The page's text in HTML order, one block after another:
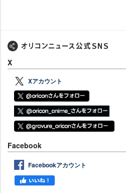
X
Xアカウント
Facebook
Facebookアカウント